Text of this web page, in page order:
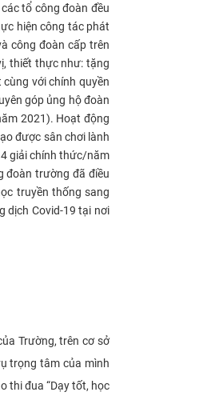
tổ công đoàn đều
hiện công tác phát
công đoàn cấp trên
thiết thực như: tặng
với chính quyền
góp ủng hộ đoàn
2021). Hoạt động
được sân chơi lành
giải chính thức/năm
đoàn trường đã điều
truyền thống sang
dịch Covid-19 tại nơi
Trường, trên cơ sở
trọng tâm của mình
thi đua “Dạy tốt, học